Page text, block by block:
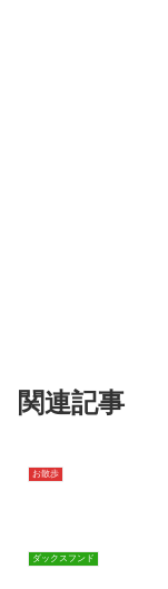
関連記事
お散歩
ダックスフンド